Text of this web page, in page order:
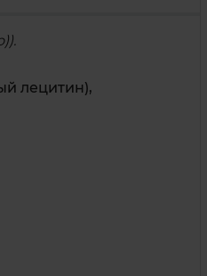
лецитин),